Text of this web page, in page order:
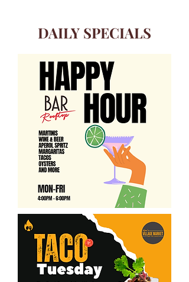
DAILY SPECIALS